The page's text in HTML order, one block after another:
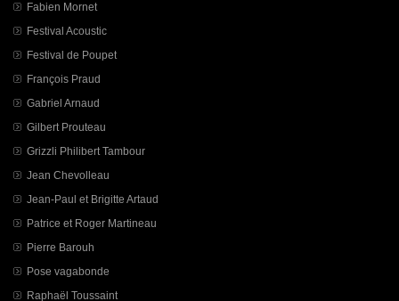
Fabien Mornet
Festival Acoustic
Festival de Poupet
François Praud
Gabriel Arnaud
Gilbert Prouteau
Grizzli Philibert Tambour
Jean Chevolleau
Jean-Paul et Brigitte Artaud
Patrice et Roger Martineau
Pierre Barouh
Pose vagabonde
Raphaël Toussaint